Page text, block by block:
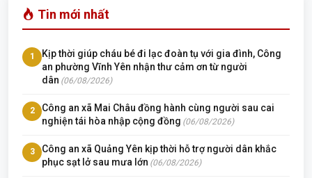
Tin mới nhất
1
Kịp thời giúp cháu bé đi lạc đoàn tụ với gia đình, Công
an phường Vĩnh Yên nhận thư cảm ơn từ người
dân (06/08/2026)
2
Công an xã Mai Châu đồng hành cùng người sau cai
nghiện tái hòa nhập cộng đồng (06/08/2026)
3
Công an xã Quảng Yên kịp thời hỗ trợ người dân khắc
phục sạt lở sau mưa lớn (06/08/2026)